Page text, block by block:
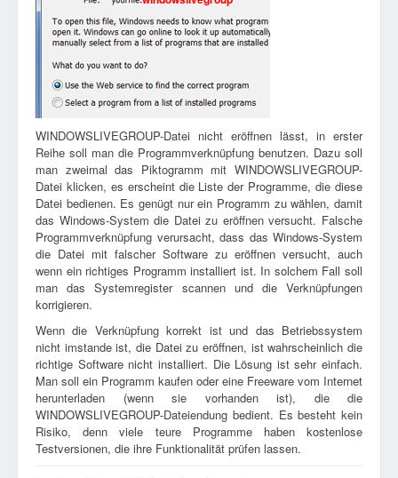
WINDOWSLIVEGROUP-Datei nicht eröffnen lässt, in erster
Reihe soll man die Programmverknüpfung benutzen. Dazu soll
man zweimal das Piktogramm mit WINDOWSLIVEGROUP-
Datei klicken, es erscheint die Liste der Programme, die diese
Datei bedienen. Es genügt nur ein Programm zu wählen, damit
das Windows-System die Datei zu eröffnen versucht. Falsche
Programmverknüpfung verursacht, dass das Windows-System
die Datei mit falscher Software zu eröffnen versucht, auch
wenn ein richtiges Programm installiert ist. In solchem Fall soll
man das Systemregister scannen und die Verknüpfungen
korrigieren.
Wenn die Verknüpfung korrekt ist und das Betriebssystem
nicht imstande ist, die Datei zu eröffnen, ist wahrscheinlich die
richtige Software nicht installiert. Die Lösung ist sehr einfach.
Man soll ein Programm kaufen oder eine Freeware vom Internet
herunterladen (wenn sie vorhanden ist), die die
WINDOWSLIVEGROUP-Dateiendung bedient. Es besteht kein
Risiko, denn viele teure Programme haben kostenlose
Testversionen, die ihre Funktionalität prüfen lassen.